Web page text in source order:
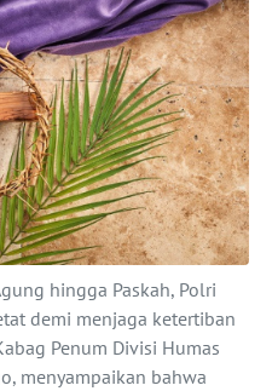
hingga Paskah, Polri
demi menjaga ketertiban
Penum Divisi Humas
menyampaikan bahwa